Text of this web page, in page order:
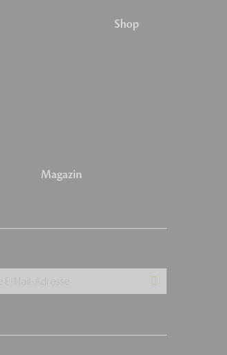
Magazin
Shop